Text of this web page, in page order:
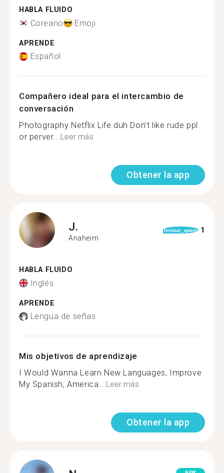
HABLA FLUIDO
Coreano Emoji
APRENDE
Español
Compañero ideal para el intercambio de
conversación
Photography Netflix Life duh Don't like rude ppl
or perver...Leer más
Obtener la app
J.
Anaheim
format_quote 1
HABLA FLUIDO
Inglés
APRENDE
Lengua de señas
Mis objetivos de aprendizaje
I Would Wanna Learn New Languages, Improve
My Spanish, America...Leer más
Obtener la app